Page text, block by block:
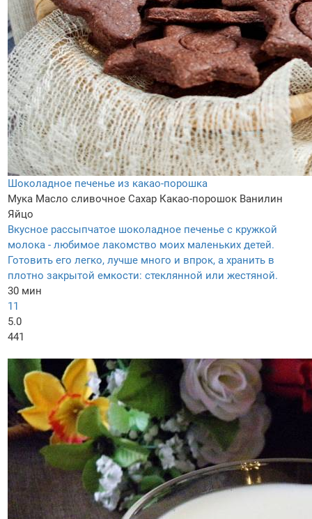
Шоколадное печенье из какао-порошка
Мука Масло сливочное Сахар Какао-порошок Ванилин
Яйцо
Вкусное рассыпчатое шоколадное печенье с кружкой
молока - любимое лакомство моих маленьких детей.
Готовить его легко, лучше много и впрок, а хранить в
плотно закрытой емкости: стеклянной или жестяной.
30 мин
11
5.0
441